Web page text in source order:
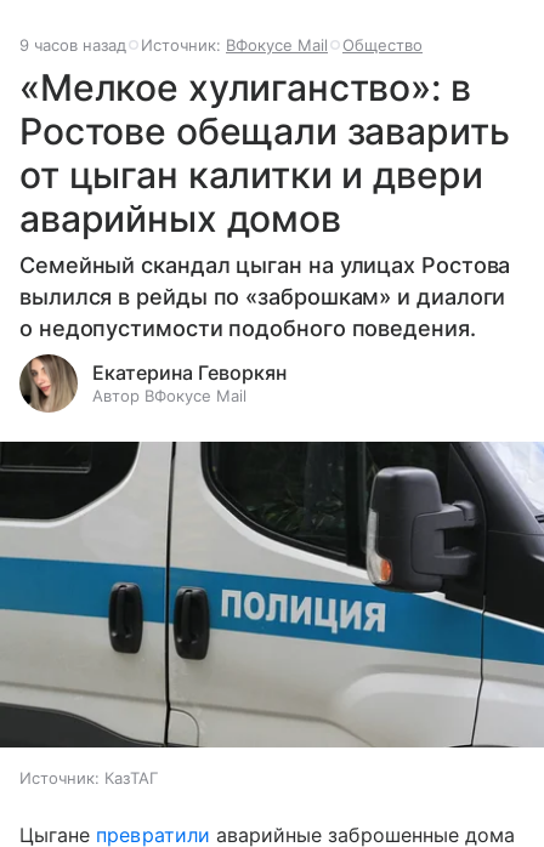
9 часов назад Источник: ВФокусе Mail Общество
«Мелкое хулиганство»: в
Ростове обещали заварить
от цыган калитки и двери
аварийных домов
Семейный скандал цыган на улицах Ростова
вылился в рейды по «заброшкам» и диалоги
о недопустимости подобного поведения.
Екатерина Геворкян
Автор ВФокусе Mail
Источник: КазТАГ
Цыгане превратили аварийные заброшенные дома